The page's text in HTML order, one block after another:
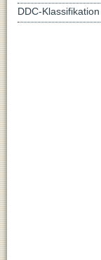
DDC-Klassifikation